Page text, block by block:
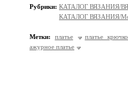
Рубрики: КАТАЛОГ ВЯЗАНИЯ/
КАТАЛОГ ВЯЗАНИЯ/
Метки: платье
платье
ажурное платье